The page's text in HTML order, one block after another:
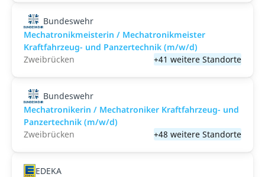
Bundeswehr
Mechatronikmeisterin / Mechatronikmeister
Kraftfahrzeug- und Panzertechnik (m/w/d)
Zweibrücken
+41 weitere Standorte
Bundeswehr
Mechatronikerin / Mechatroniker Kraftfahrzeug- und
Panzertechnik (m/w/d)
Zweibrücken
+48 weitere Standorte
EDEKA